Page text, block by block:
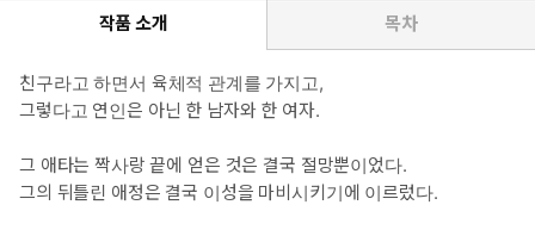
작품 소개 목차
친구라고 하면서 육체적 관계를 가지고,
그렇다고 연인은 아닌 한 남자와 한 여자.
그 애타는 짝사랑 끝에 얻은 것은 결국 절망뿐이었다.
그의 뒤틀린 애정은 결국 이성을 마비시키기에 이르렀다.